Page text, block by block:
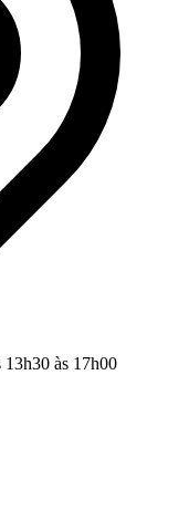
13h30 às 17h00